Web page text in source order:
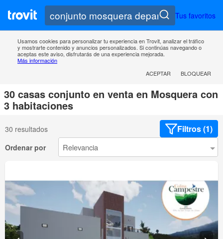
Tus favoritos
Usamos cookies para personalizar tu experiencia en Trovit, analizar el tráfico
y mostrarte contenido y anuncios personalizados. Si continúas navegando o
aceptas este aviso, disfrutarás de una experiencia mejorada.
Más información
ACEPTAR
BLOQUEAR
30 casas conjunto en venta en Mosquera con
3 habitaciones
30 resultados Filtros (1)
Ordenar por